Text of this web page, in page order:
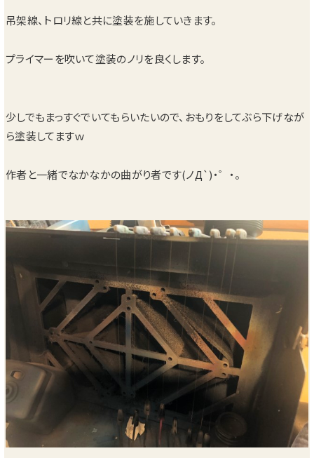
吊架線、トロリ線と共に塗装を施していきます。
プライマーを吹いて塗装のノリを良くします。
少しでもまっすぐでいてもらいたいので、おもりをしてぶら下げなが
ら塗装してますｗ
作者と一緒でなかなかの曲がり者です(ノД`)・゜・。